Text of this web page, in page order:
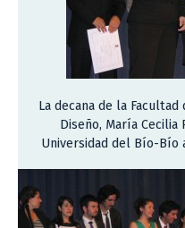
La decana de la
Diseño, María
Universidad del Bío-Bío